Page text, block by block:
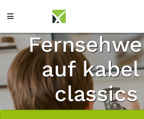
auf
classics